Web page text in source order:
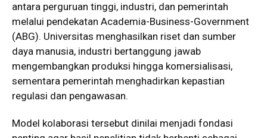
antara perguruan tinggi, industri, dan pemerintah
melalui pendekatan Academia-Business-Government
(ABG). Universitas menghasilkan riset dan sumber
daya manusia, industri bertanggung jawab
mengembangkan produksi hingga komersialisasi,
sementara pemerintah menghadirkan kepastian
regulasi dan pengawasan.
Model kolaborasi tersebut dinilai menjadi fondasi